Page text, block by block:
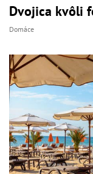
Dvojica kvôli
Domáce